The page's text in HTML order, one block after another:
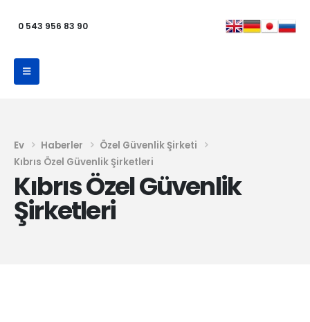
0 543 956 83 90
Ev Haberler
Özel Güvenlik Şirketi
Kıbrıs Özel Güvenlik Şirketleri
Kıbrıs Özel Güvenlik
Şirketleri